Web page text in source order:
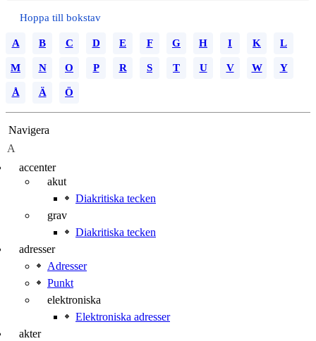
Hoppa till bokstav
A B C D E F G H I K L
M N O P R S T U V W Y
Å Ä Ö
Navigera
A
accenter
akut
Diakritiska tecken
grav
Diakritiska tecken
adresser
Adresser
Punkt
elektroniska
Elektroniska adresser
akter